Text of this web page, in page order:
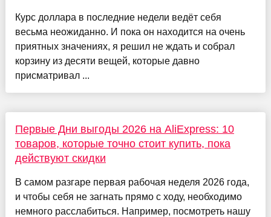
Курс доллара в последние недели ведёт себя
весьма неожиданно. И пока он находится на очень
приятных значениях, я решил не ждать и собрал
корзину из десяти вещей, которые давно
присматривал ...
Первые Дни выгоды 2026 на AliExpress: 10
товаров, которые точно стоит купить, пока
действуют скидки
В самом разгаре первая рабочая неделя 2026 года,
и чтобы себя не загнать прямо с ходу, необходимо
немного расслабиться. Например, посмотреть нашу